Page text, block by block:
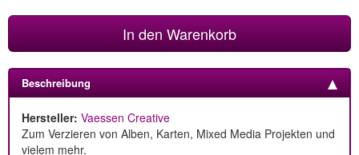
In den Warenkorb
Beschreibung
Hersteller: Vaessen Creative
Zum Verzieren von Alben, Karten, Mixed Media Projekten und
vielem mehr.